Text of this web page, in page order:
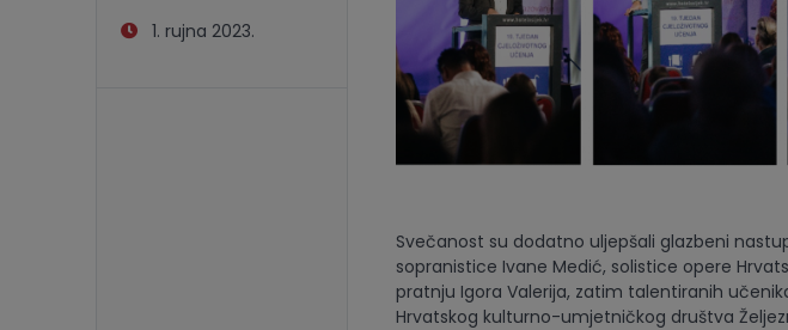
1. rujna 2023.
Svečanost su dodatno uljepšali glazbeni
sopranistice Ivane Medić, solistice opere
pratnju Igora Valerija, zatim talentiranih
Hrvatskog kulturno-umjetničkog društva